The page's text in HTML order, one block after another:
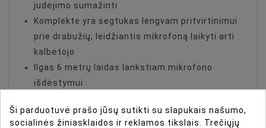
judėjimo sumažinti
Komplekte yra segtukas lengvam pritvirtinimui
prie drabužių, leidžiantis mikrofoną laikyti arti
kalbėtojo
Ilgas 6 metrų laidas lankstiam mikrofono
išdėstymui
suderinamas su daugybe garso ir vaizdo įrenginių
Ši parduotuvė prašo jūsų sutikti su slapukais našumo,
socialinės žiniasklaidos ir reklamos tikslais. Trečiųjų